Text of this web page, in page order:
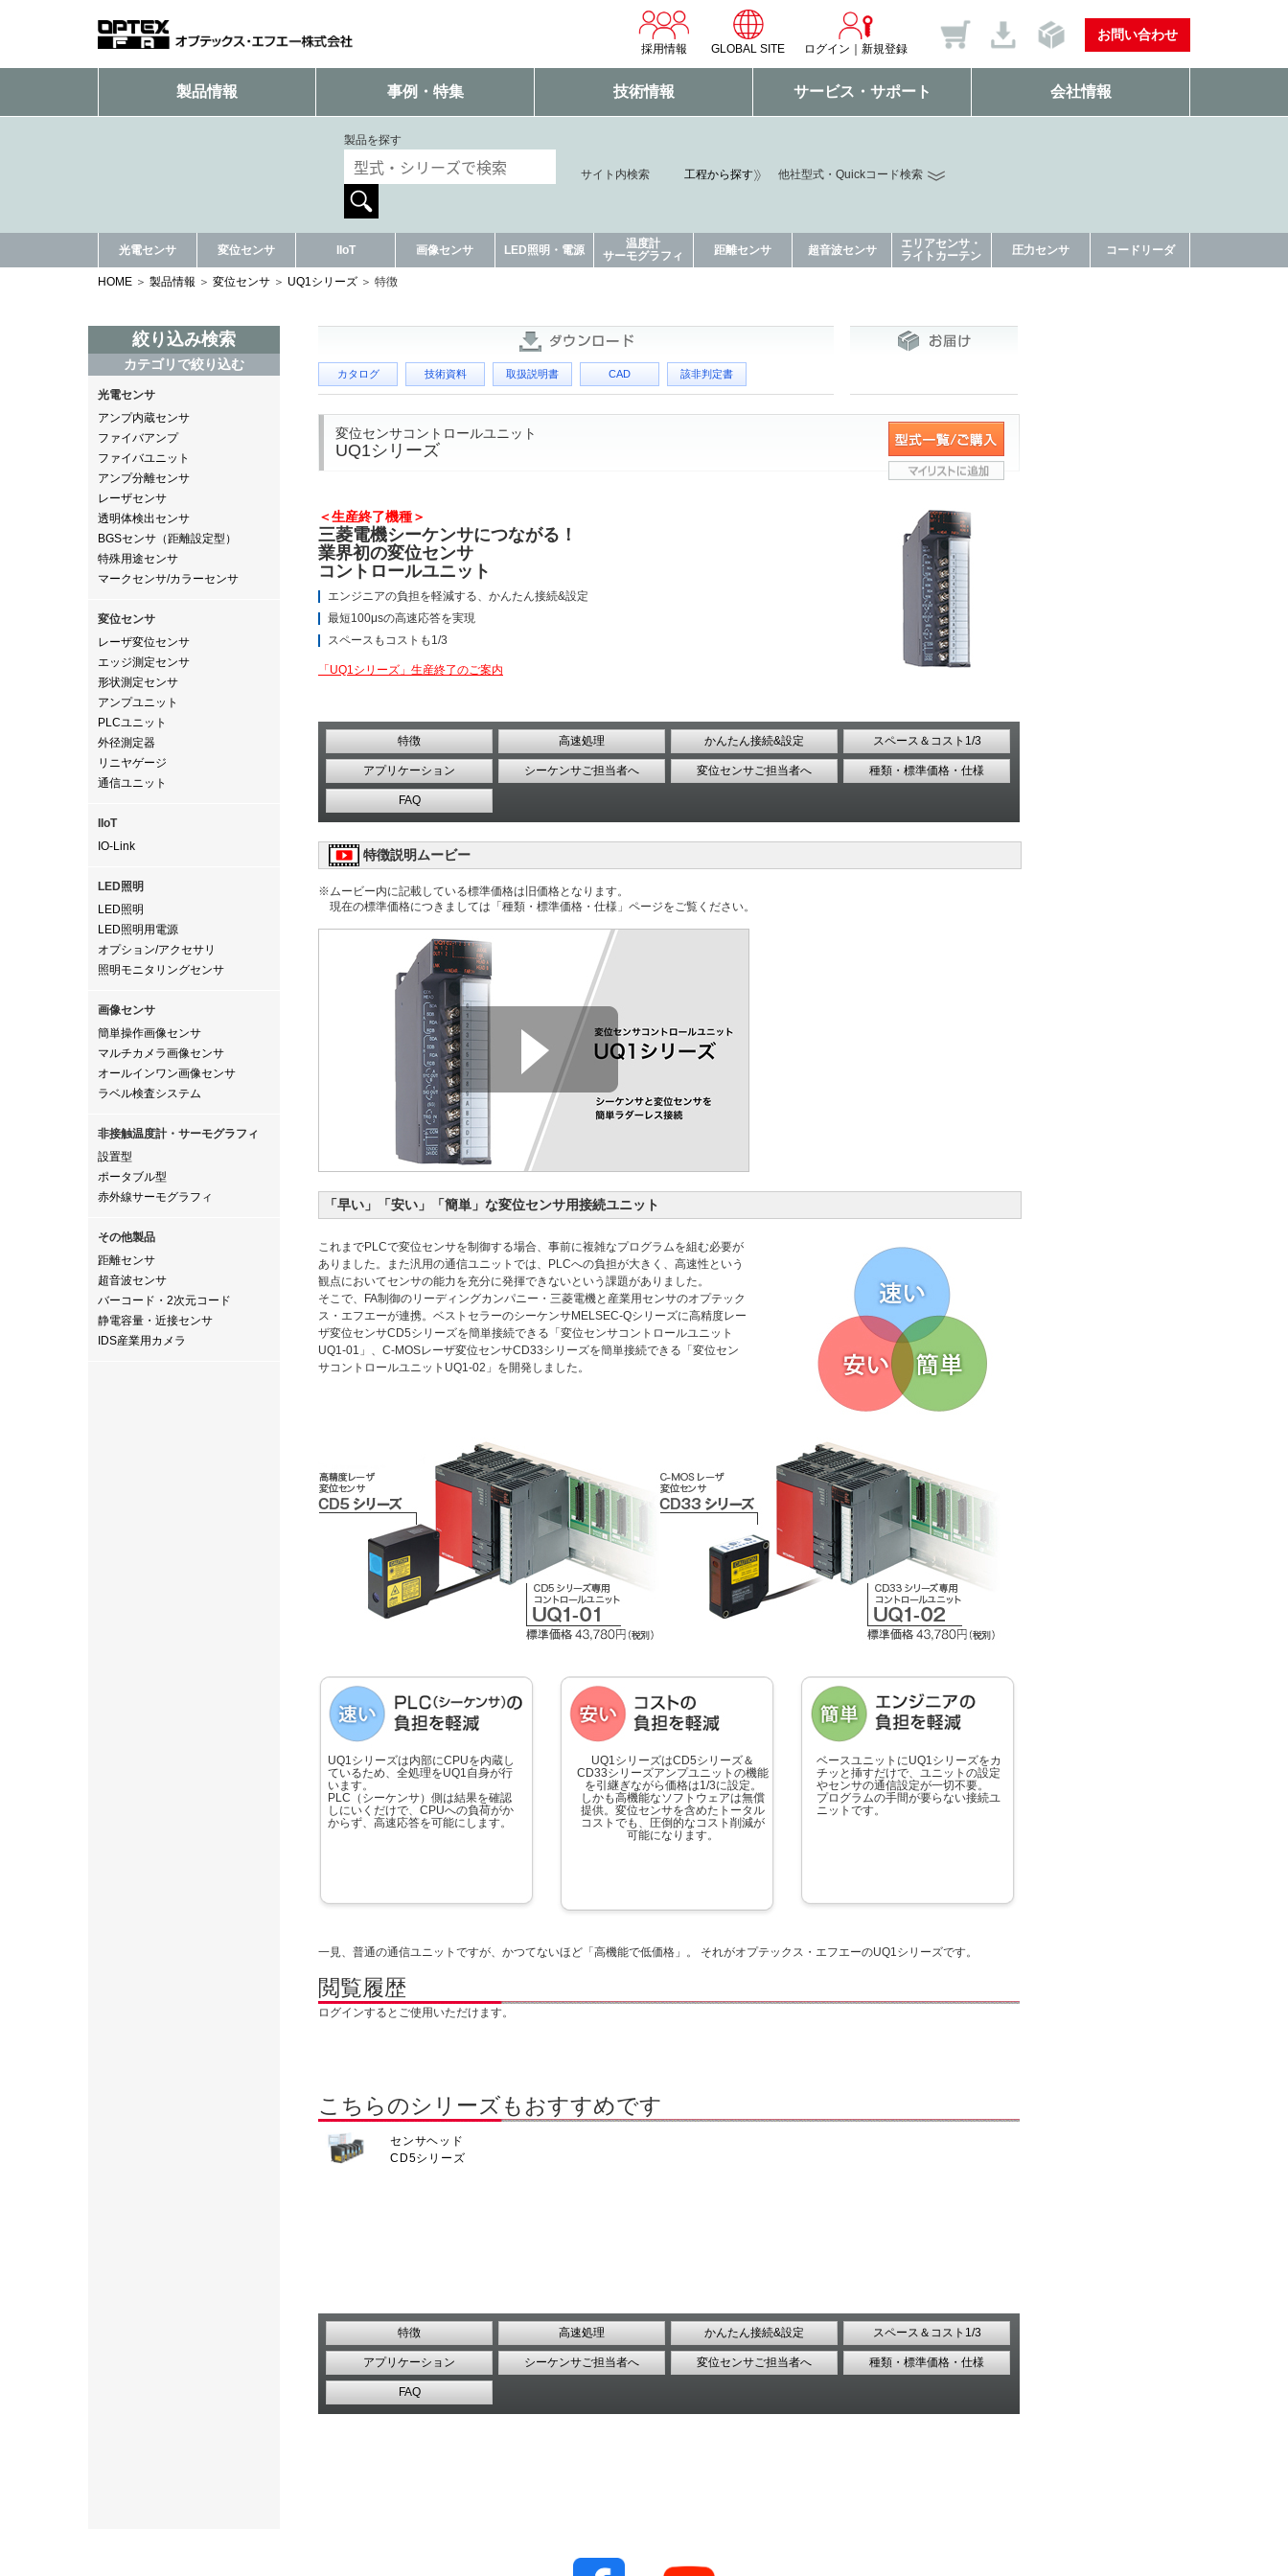
採用情報 GLOBAL SITE ログイン 新規登録
お問い合わせ
製品情報 事例・特集 技術情報 サービス・サポート 会社情報
製品を探す
サイト内検索 工程から探す 他社型式・Quickコード検索
光電センサ 変位センサ IIoT 画像センサ LED照明・電源
温度計
サーモグラフィ
距離センサ 超音波センサ
エリアセンサ・
ライトカーテン
圧力センサ コードリーダ
HOME 製品情報 変位センサ UQ1シリーズ 特徴
絞り込み検索
カテゴリで絞り込む
光電センサ
アンプ内蔵センサ
ファイバアンプ
ファイバユニット
アンプ分離センサ
レーザセンサ
透明体検出センサ
BGSセンサ（距離設定型）
特殊用途センサ
マークセンサ/カラーセンサ
変位センサ
レーザ変位センサ
エッジ測定センサ
形状測定センサ
アンプユニット
PLCユニット
外径測定器
リニヤゲージ
通信ユニット
IIoT
IO-Link
LED照明
LED照明
LED照明用電源
オプション/アクセサリ
照明モニタリングセンサ
画像センサ
簡単操作画像センサ
マルチカメラ画像センサ
オールインワン画像センサ
ラベル検査システム
非接触温度計・サーモグラフィ
設置型
ポータブル型
赤外線サーモグラフィ
その他製品
距離センサ
超音波センサ
バーコード・2次元コード
静電容量・近接センサ
IDS産業用カメラ
カタログ 技術資料 取扱説明書 CAD 該非判定書
変位センサコントロールユニット
UQ1シリーズ
＜生産終了機種＞
三菱電機シーケンサにつながる！
業界初の変位センサ
コントロールユニット
エンジニアの負担を軽減する、かんたん接続&設定
最短100μsの高速応答を実現
スペースもコストも1/3
「UQ1シリーズ」生産終了のご案内
特徴 高速処理 かんたん接続&設定 スペース＆コスト1/3
アプリケーション シーケンサご担当者へ 変位センサご担当者へ 種類・標準価格・仕様
FAQ
特徴説明ムービー
※ムービー内に記載している標準価格は旧価格となります。
現在の標準価格につきましては「種類・標準価格・仕様」ページをご覧ください。
「早い」「安い」「簡単」な変位センサ用接続ユニット
これまでPLCで変位センサを制御する場合、事前に複雑なプログラムを組む必要が
ありました。また汎用の通信ユニットでは、PLCへの負担が大きく、高速性という
観点においてセンサの能力を充分に発揮できないという課題がありました。
そこで、FA制御のリーディングカンパニー・三菱電機と産業用センサのオプテック
ス・エフエーが連携。ベストセラーのシーケンサMELSEC-Qシリーズに高精度レー
ザ変位センサCD5シリーズを簡単接続できる「変位センサコントロールユニット
UQ1-01」、C-MOSレーザ変位センサCD33シリーズを簡単接続できる「変位セン
サコントロールユニットUQ1-02」を開発しました。
UQ1シリーズは内部にCPUを内蔵し
ているため、全処理をUQ1自身が行
います。
PLC（シーケンサ）側は結果を確認
しにいくだけで、CPUへの負荷がか
からず、高速応答を可能にします。
UQ1シリーズはCD5シリーズ＆
CD33シリーズアンプユニットの機能
を引継ぎながら価格は1/3に設定。
しかも高機能なソフトウェアは無償
提供。変位センサを含めたトータル
コストでも、圧倒的なコスト削減が
可能になります。
ベースユニットにUQ1シリーズをカ
チッと挿すだけで、ユニットの設定
やセンサの通信設定が一切不要。
プログラムの手間が要らない接続ユ
ニットです。
一見、普通の通信ユニットですが、かつてないほど「高機能で低価格」。 それがオプテックス・エフエーのUQ1シリーズです。
閲覧履歴
ログインするとご使用いただけます。
こちらのシリーズもおすすめです
センサヘッド
CD5シリーズ
特徴 高速処理 かんたん接続&設定 スペース＆コスト1/3
アプリケーション シーケンサご担当者へ 変位センサご担当者へ 種類・標準価格・仕様
FAQ